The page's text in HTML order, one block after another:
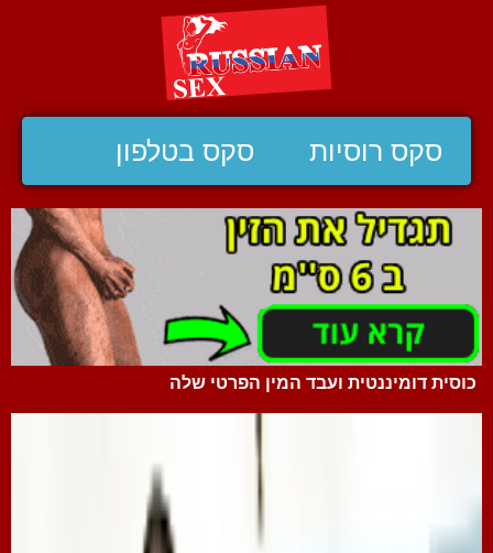
סקס רוסיות סקס בטלפון
כוסית דומיננטית ועבד המין הפרטי שלה